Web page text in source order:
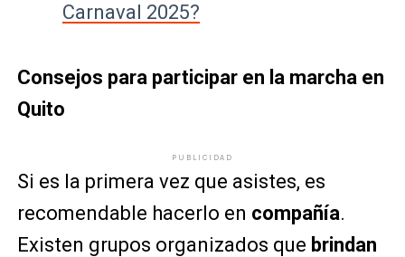
Carnaval 2025?
Consejos para participar en la marcha en
Quito
PUBLICIDAD
Si es la primera vez que asistes, es
recomendable hacerlo en compañía.
Existen grupos organizados que brindan